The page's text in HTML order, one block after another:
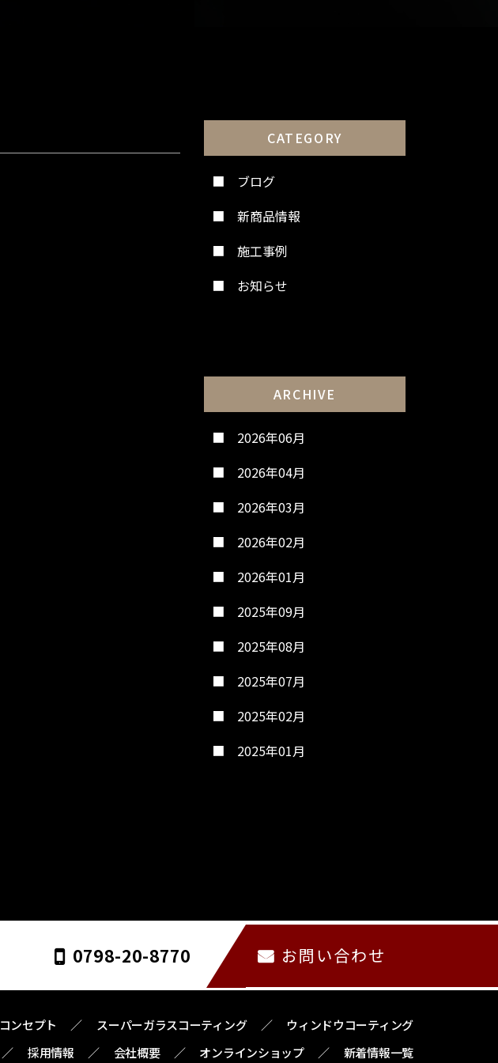
CATEGORY
ブログ
新商品情報
施工事例
お知らせ
ARCHIVE
2026年06月
2026年04月
2026年03月
2026年02月
2026年01月
2025年09月
2025年08月
2025年07月
2025年02月
2025年01月
0798-20-8770 お問い合わせ
コンセプト スーパーガラスコーティング
ウィンドウコーティング
採用情報 会社概要 オンラインショップ 新着情報一覧